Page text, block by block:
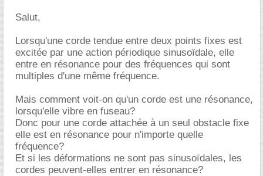
Salut,
Lorsqu'une corde tendue entre deux points fixes est
excitée par une action périodique sinusoïdale, elle
entre en résonance pour des fréquences qui sont
multiples d'une même fréquence.
Mais comment voit-on qu'un corde est une résonance,
lorsqu'elle vibre en fuseau?
Donc pour une corde attachée à un seul obstacle fixe
elle est en résonance pour n'importe quelle
fréquence?
Et si les déformations ne sont pas sinusoïdales, les
cordes peuvent-elles entrer en résonance?